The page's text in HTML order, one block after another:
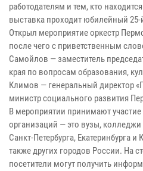
работодателям и тем, кто
выставка проходит юбилейный 25-
Открыл мероприятие оркестр
после чего с приветственным
Самойлов — заместитель
края по вопросам образования,
Климов — генеральный директор
министр социального развития
В мероприятии принимают участие
организаций — это вузы,
Санкт-Петербурга, Екатеринбурга
также других городов России. На
посетители могут получить